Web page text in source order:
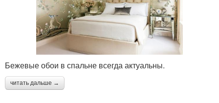
Бежевые обои в спальне всегда актуальны.
читать дальше →